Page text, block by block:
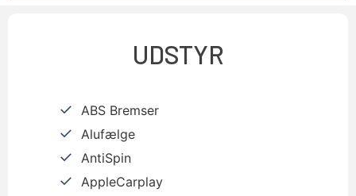
UDSTYR
ABS Bremser
Alufælge
AntiSpin
AppleCarplay